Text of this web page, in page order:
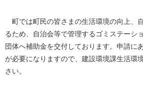
町では町民の皆さまの生活環境の向上、
るため、自治会等で管理するゴミステーシ
団体へ補助金を交付しております。申請に
が必要になりますので、建設環境課生活環
さい。